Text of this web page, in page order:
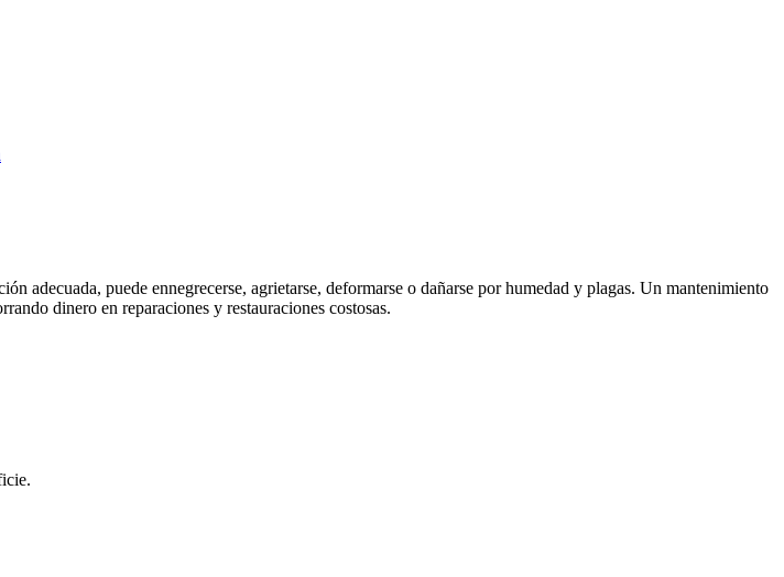
adecuada, puede ennegrecerse, agrietarse, deformarse o dañarse por humedad y plagas. Un mantenimiento
dinero en reparaciones y restauraciones costosas.